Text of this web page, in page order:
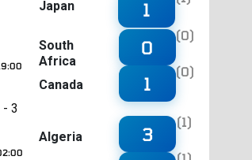
Japan
1
South
Africa
Canada
0
(0)
1
(0)
- 3
Algeria
3
(1)